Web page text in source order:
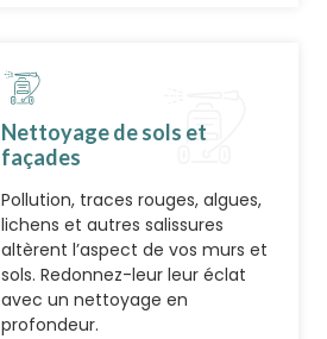
Nettoyage de sols et
façades
Pollution, traces rouges, algues,
lichens et autres salissures
altèrent l’aspect de vos murs et
sols. Redonnez-leur leur éclat
avec un nettoyage en
profondeur.